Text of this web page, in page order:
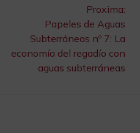
Proxima:
Papeles de Aguas
Subterráneas nº 7: La
economía del regadío con
aguas subterráneas